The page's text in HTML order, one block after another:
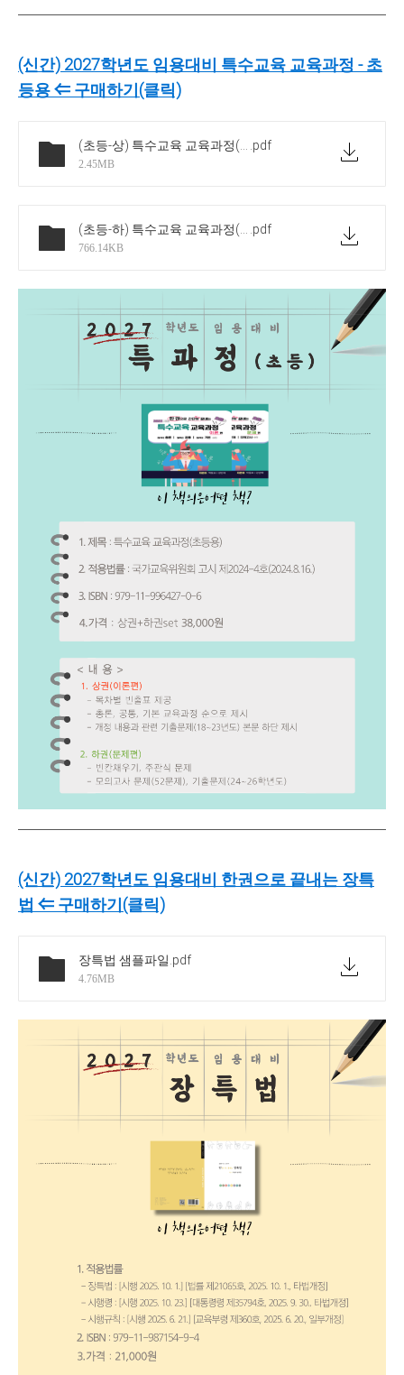
(신간) 2027학년도 임용대비 특수교육 교육과정 - 초
등용⇐ 구매하기(클릭)
.pdf
2.45MB
.pdf
766.14KB
(신간) 2027학년도 임용대비 한권으로 끝내는 장특
법 ⇐ 구매하기(클릭)
장특법 샘플파일 .pdf
4.76MB